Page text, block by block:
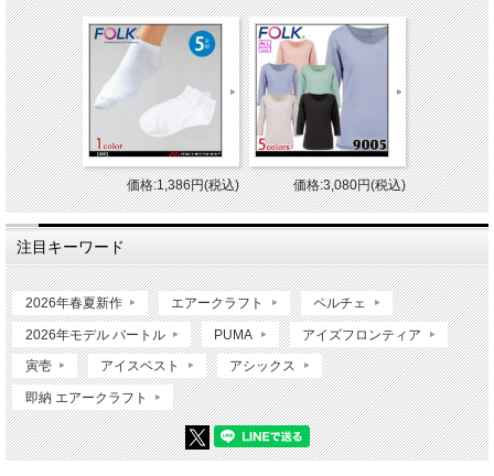
価格:1,386円(税込) 価格:3,080円(税込)
注目キーワード
2026年春夏新作 エアークラフト ペルチェ
2026年モデル バートル PUMA アイズフロンティア
寅壱 アイスベスト アシックス
即納 エアークラフト